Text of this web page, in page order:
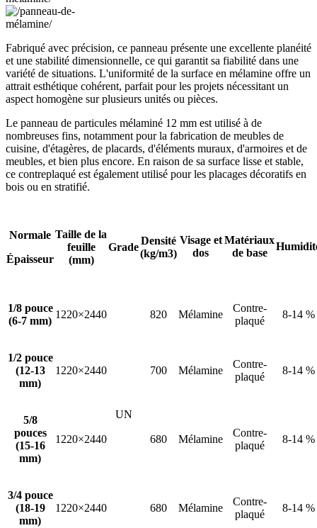
Fabriqué avec précision, ce panneau présente une excellente planéité
et une stabilité dimensionnelle, ce qui garantit sa fiabilité dans une
variété de situations. L'uniformité de la surface en mélamine offre un
attrait esthétique cohérent, parfait pour les projets nécessitant un
aspect homogène sur plusieurs unités ou pièces.
Le panneau de particules mélaminé 12 mm est utilisé à de
nombreuses fins, notamment pour la fabrication de meubles de
cuisine, d'étagères, de placards, d'éléments muraux, d'armoires et de
meubles, et bien plus encore. En raison de sa surface lisse et stable,
ce contreplaqué est également utilisé pour les placages décoratifs en
bois ou en stratifié.
Normale
Épaisseur
Taille de la
feuille
(mm)
Grade
Densité
(kg/m3)
Visage et
dos
Matériaux
de base
1/8 pouce
(6-7 mm)
1220×2440
UN
820 Mélamine
Contre-
plaqué
8-14 %
1/2 pouce
(12-13
mm)
1220×2440 700 Mélamine
Contre-
plaqué
8-14 %
5/8
pouces
(15-16
mm)
1220×2440 680 Mélamine
Contre-
plaqué
8-14 %
3/4 pouce
(18-19
mm)
1220×2440 680 Mélamine
Contre-
plaqué
8-14 %